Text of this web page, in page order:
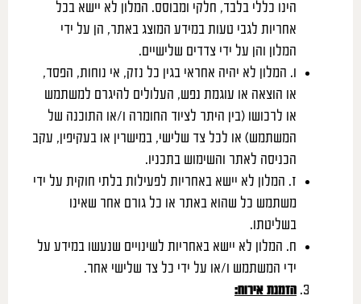
הינו כללי בלבד, חלקי ומבוסס. המלון לא יישא בכל
אחריות לגבי טעות במידע המוצג באתר, הן על ידי
המלון והן על ידי צדדים שלישיים.
ו. המלון לא יהיה אחראי בגין כל נזק, אי נוחות, הפסד,
או הוצאה או עוגמת נפש, העלולים להיגרם למשתמש
או לרכושו (בין היתר לציוד החומרה ו/או התוכנה של
המשתמש) או לכל צד שלישי, במישרין או בעקיפין, עקב
הכניסה לאתר והשימוש בתכניו.
ז. המלון לא יישא באחריות לפעילות בלתי חוקית על ידי
משתמש כל שהוא באתר או כל גורם אחר שאינו
בשליטתו.
ח. המלון לא יישא באחריות לשינויים שנעשו במידע על
ידי המשתמש ו/או על ידי כל צד שלישי אחר.
הזמנת אירוח: